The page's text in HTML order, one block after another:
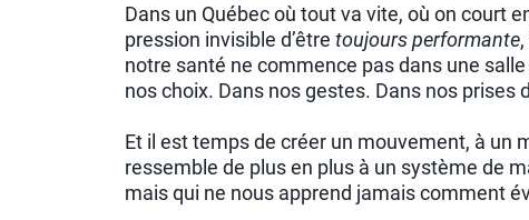
Dans un Québec où tout va vite, où on court
pression invisible d’être toujours performante
notre santé ne commence pas dans une
nos choix. Dans nos gestes. Dans nos prises
Et il est temps de créer un mouvement, à un
ressemble de plus en plus à un système de
mais qui ne nous apprend jamais comment